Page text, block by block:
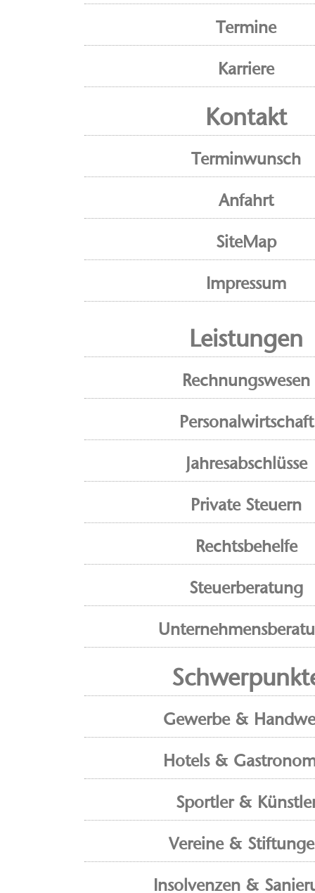
Termine
Karriere
Kontakt
Terminwunsch
Anfahrt
SiteMap
Impressum
Leistungen
Rechnungswesen
Personalwirtschaft
Jahresabschlüsse
Private Steuern
Rechtsbehelfe
Steuerberatung
Gewerbe &
Hotels &
Sportler &
Vereine &
Insolvenzen &